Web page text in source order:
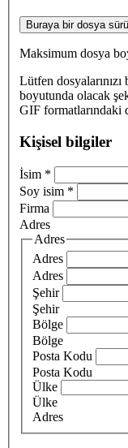
Buraya bir dosya
Maksimum dosya
Lütfen
boyutunda olacak
GIF formatlarındaki
Kişisel bilgiler
İsim *
Soy isim *
Firma
Adres
Adres
Adres
Adres
Şehir
Şehir
Bölge
Bölge
Posta Kodu
Posta Kodu
Ülke
Ülke
Adres